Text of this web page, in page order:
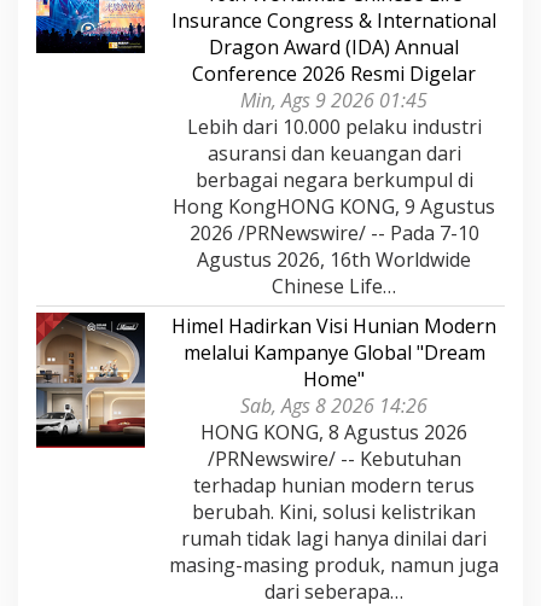
Insurance Congress & International
Dragon Award (IDA) Annual
Conference 2026 Resmi Digelar
Min, Ags 9 2026 01:45
Lebih dari 10.000 pelaku industri
asuransi dan keuangan dari
berbagai negara berkumpul di
Hong KongHONG KONG, 9 Agustus
2026 /PRNewswire/ -- Pada 7-10
Agustus 2026, 16th Worldwide
Chinese Life…
Himel Hadirkan Visi Hunian Modern
melalui Kampanye Global "Dream
Home"
Sab, Ags 8 2026 14:26
HONG KONG, 8 Agustus 2026
/PRNewswire/ -- Kebutuhan
terhadap hunian modern terus
berubah. Kini, solusi kelistrikan
rumah tidak lagi hanya dinilai dari
masing-masing produk, namun juga
dari seberapa…